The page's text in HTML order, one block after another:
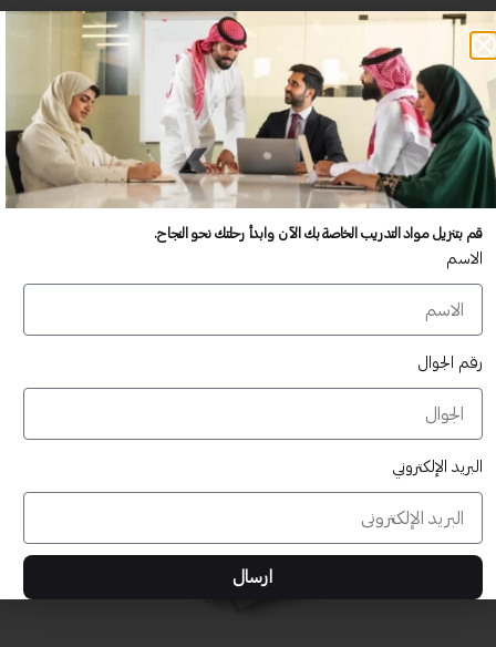
• الخاتمة
عدد غير محدود من المستخدمين
تدريب أكبر عدد تريده من المشاركين في موقعك - ​​إلى الأبد!
لا توجد رسوم تجديد سنوية
تدريب أكبر عدد تريده من المشاركين في موقعك - ​​إلى الأبد!
قم بتنزيل مواد التدريب الخاصة بك الآن وابدأ رحلتك نحو النجاح.
الاسم
رقم الجوال
البريد الإلكتروني
ارسال